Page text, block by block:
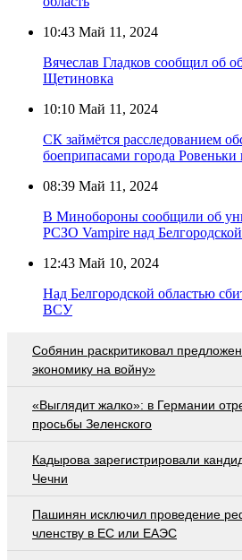
10:43 Май 11, 2024
Вячеслав Гладков сообщил об
Щетиновка
10:10 Май 11, 2024
СК займётся расследованием
боеприпасами города
08:39 Май 11, 2024
В Минобороны сообщили об
РСЗО Vampire над
12:43 Май 10, 2024
Над Белгородской областью
ВСУ
Собянин раскритиковал
экономику на войну»
«Выглядит жалко»: в Германии
просьбы Зеленского
Кадырова зарегистрировали
Чечни
Пашинян исключил проведение
членству в ЕС или ЕАЭС